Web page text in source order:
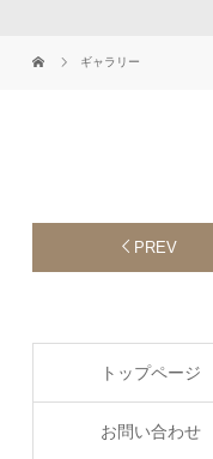
ギャラリー
PREV
トップページ
お問い合わせ